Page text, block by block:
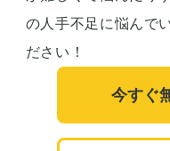
の人手不足に悩んで
ださい！
今すぐ